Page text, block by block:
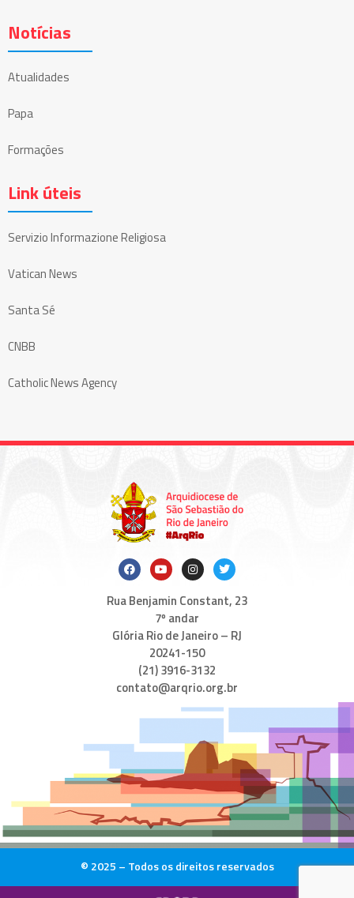
Notícias
Atualidades
Papa
Formações
Link úteis
Servizio Informazione Religiosa
Vatican News
Santa Sé
CNBB
Catholic News Agency
Rua Benjamin Constant, 23
7º andar
Glória Rio de Janeiro – RJ
20241-150
(21) 3916-3132
contato@arqrio.org.br
© 2025 – Todos os direitos reservados